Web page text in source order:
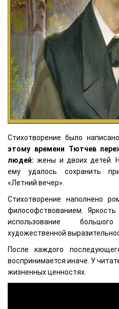
Стихотворение было
этому времени Тютчев
людей: жены и двоих детей.
ему удалось сохранить
«Летний вечер».
Стихотворение наполнено
философствованием.
использование
художественной
После каждого
воспринимается иначе. У
жизненных ценностях.